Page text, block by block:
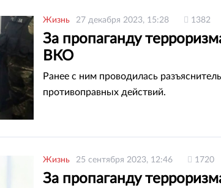
Жизнь 27 декабря 2023, 15:28 1382
За пропаганду
ВКО
Ранее с ним проводилась
противоправных действий.
Жизнь 25 сентября 2023, 12:46 1720
За пропаганду